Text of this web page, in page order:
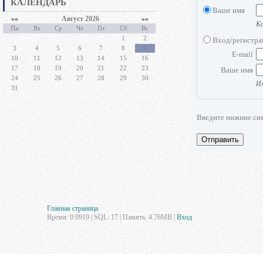
КАЛЕНДАРЬ
«« Август 2026 »»
Пн Вт Ср Чт Пт Сб
Вс
1
2
3
4 5 6 7 8
9
10
11 12 13 14 15
16
17
18 19 20 21 22
23
24
25 26 27 28 29
30
31
Ваше имя
Вход/
E-mail
Ваше имя
Введите нижние
Отправить
Главная страница
Время: 0.0919 | SQL: 17 | Память: 4.76MB Вход